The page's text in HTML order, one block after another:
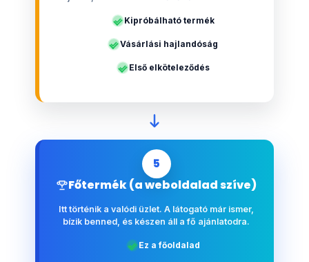
Kipróbálható termék
Vásárlási hajlandóság
Első elköteleződés
5
Főtermék (a weboldalad szíve)
Itt történik a valódi üzlet. A látogató már ismer,
bízik benned, és készen áll a fő ajánlatodra.
Ez a főoldalad